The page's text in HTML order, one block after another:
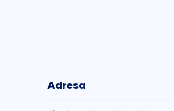
Adresa